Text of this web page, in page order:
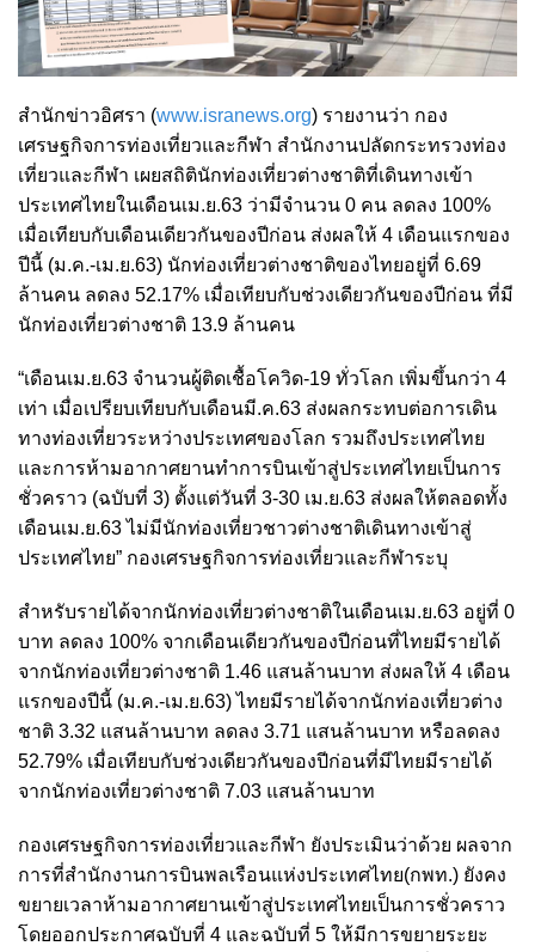
สำนักข่าวอิศรา (www.isranews.org) รายงานว่า กอง
เศรษฐกิจการท่องเที่ยวและกีฬา สำนักงานปลัดกระทรวงท่อง
เที่ยวและกีฬา เผยสถิตินักท่องเที่ยวต่างชาติที่เดินทางเข้า
ประเทศไทยในเดือนเม.ย.63 ว่ามีจำนวน 0 คน ลดลง 100%
เมื่อเทียบกับเดือนเดียวกันของปีก่อน ส่งผลให้ 4 เดือนแรกของ
ปีนี้ (ม.ค.-เม.ย.63) นักท่องเที่ยวต่างชาติของไทยอยู่ที่ 6.69
ล้านคน ลดลง 52.17% เมื่อเทียบกับช่วงเดียวกันของปีก่อน ที่มี
นักท่องเที่ยวต่างชาติ 13.9 ล้านคน
“เดือนเม.ย.63 จำนวนผู้ติดเชื้อโควิด-19 ทั่วโลก เพิ่มขึ้นกว่า 4
เท่า เมื่อเปรียบเทียบกับเดือนมี.ค.63 ส่งผลกระทบต่อการเดิน
ทางท่องเที่ยวระหว่างประเทศของโลก รวมถึงประเทศไทย
และการห้ามอากาศยานทำการบินเข้าสู่ประเทศไทยเป็นการ
ชั่วคราว (ฉบับที่ 3) ตั้งแต่วันที่ 3-30 เม.ย.63 ส่งผลให้ตลอดทั้ง
เดือนเม.ย.63 ไม่มีนักท่องเที่ยวชาวต่างชาติเดินทางเข้าสู่
ประเทศไทย” กองเศรษฐกิจการท่องเที่ยวและกีฬาระบุ
สำหรับรายได้จากนักท่องเที่ยวต่างชาติในเดือนเม.ย.63 อยู่ที่ 0
บาท ลดลง 100% จากเดือนเดียวกันของปีก่อนที่ไทยมีรายได้
จากนักท่องเที่ยวต่างชาติ 1.46 แสนล้านบาท ส่งผลให้ 4 เดือน
แรกของปีนี้ (ม.ค.-เม.ย.63) ไทยมีรายได้จากนักท่องเที่ยวต่าง
ชาติ 3.32 แสนล้านบาท ลดลง 3.71 แสนล้านบาท หรือลดลง
52.79% เมื่อเทียบกับช่วงเดียวกันของปีก่อนที่มีไทยมีรายได้
จากนักท่องเที่ยวต่างชาติ 7.03 แสนล้านบาท
กองเศรษฐกิจการท่องเที่ยวและกีฬา ยังประเมินว่าด้วย ผลจาก
การที่สำนักงานการบินพลเรือนแห่งประเทศไทย(กพท.) ยังคง
ขยายเวลาห้ามอากาศยานเข้าสู่ประเทศไทยเป็นการชั่วคราว
โดยออกประกาศฉบับที่ 4 และฉบับที่ 5 ให้มีการขยายระยะ